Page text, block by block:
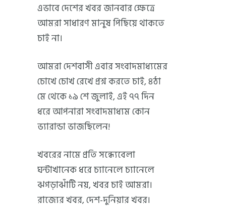
এভাবে দেশের খবর জানবার ক্ষেত্রে
আমরা সাধারণ মানুষ পিছিয়ে থাকতে
চাই না।
আমরা দেশবাসী এবার সংবাদমাধ্যমের
চোখে চোখ রেখে প্রশ্ন করতে চাই, ৪ঠা
মে থেকে ১৯ শে জুলাই, এই ৭৭ দিন
ধরে আপনারা সংবাদমাধ্যম কোন
ভ্যারান্ডা ভাজছিলেন!
খবরের নামে প্রতি সন্ধ্যেবেলা
ঘন্টাখানেক ধরে চ্যানেলে চ্যানেলে
ঝগড়াঝাঁটি নয়, খবর চাই আমরা।
রাজ্যের খবর, দেশ-দুনিয়ার খবর।